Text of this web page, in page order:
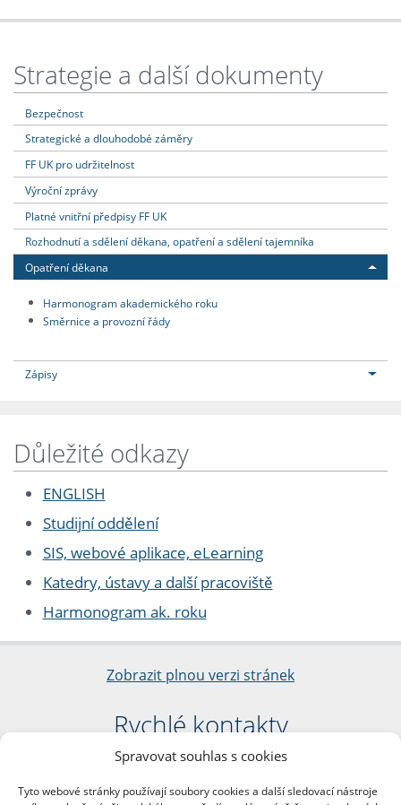
Spravovat souhlas s cookies
Tyto webové stránky používají soubory cookies a další sledovací nástroje
Strategie a další dokumenty
Bezpečnost
Strategické a dlouhodobé záměry
FF UK pro udržitelnost
Výroční zprávy
Platné vnitřní předpisy FF UK
Rozhodnutí a sdělení děkana, opatření a sdělení tajemníka
Opatření děkana
Harmonogram akademického roku
Směrnice a provozní řády
Zápisy
Důležité odkazy
ENGLISH
Studijní oddělení
SIS, webové aplikace, eLearning
Katedry, ústavy a další pracoviště
Harmonogram ak. roku
Zobrazit plnou verzi stránek
Rychlé kontakty
Filozofická fakulta
nám. Jana Palacha 1/2